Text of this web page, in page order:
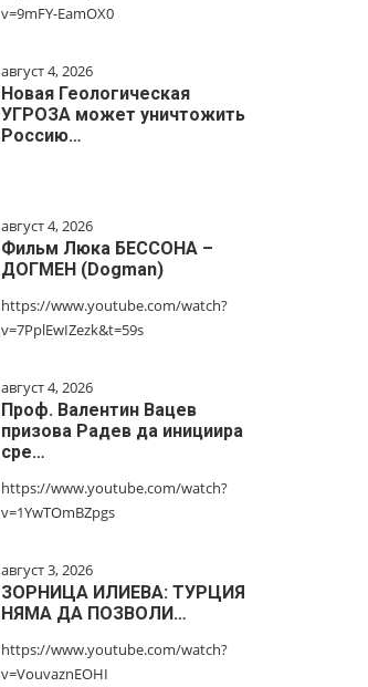
v=9mFY-EamOX0
август 4, 2026
Новая Геологическая
УГРОЗА может уничтожить
Россию…
август 4, 2026
Фильм Люка БЕССОНА –
ДОГМЕН (Dogman)
https://www.youtube.com/watch?
v=7PplEwIZezk&t=59s
август 4, 2026
Проф. Валентин Вацев
призова Радев да инициира
сре…
https://www.youtube.com/watch?
v=1YwTOmBZpgs
август 3, 2026
ЗОРНИЦА ИЛИЕВА: ТУРЦИЯ
НЯМА ДА ПОЗВОЛИ…
https://www.youtube.com/watch?
v=VouvaznEOHI